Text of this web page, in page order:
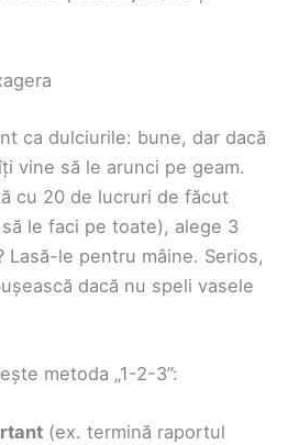
ca dulciurile: bune, dar dacă
vine să le arunci pe geam.
cu 20 de lucruri de făcut
le faci pe toate), alege 3
Lasă-le pentru mâine. Serios,
dacă nu speli vasele
metoda „1-2-3”:
(ex. termină raportul